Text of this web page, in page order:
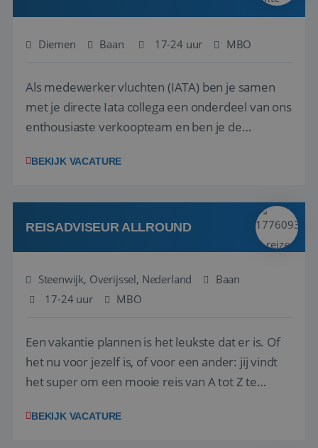
Diemen Baan 17-24 uur MBO
Als medewerker vluchten (IATA) ben je samen
met je directe Iata collega een onderdeel van ons
enthousiaste verkoopteam en ben je de
en tarieven waar je collega’s niet uitkomen.
kwaliteitsbewaking van alles wat met IATA te m...
BEKIJK VACATURE
REISADVISEUR ALLROUND
Steenwijk, Overijssel, Nederland
Baan
17-24 uur
MBO
Een vakantie plannen is het leukste dat er is. Of
het nu voor jezelf is, of voor een ander: jij vindt
het super om een mooie reis van A tot Z te
vakantiegangers de meest prachtige plekjes op
BEKIJK VACATURE